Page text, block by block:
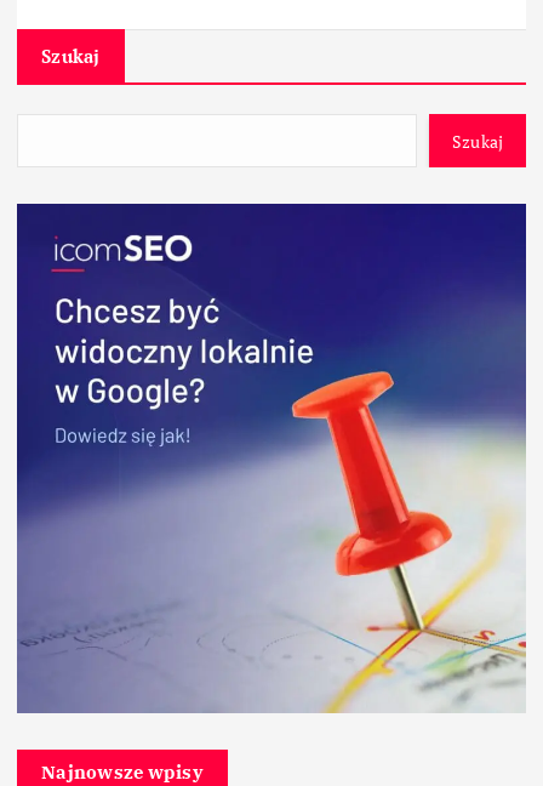
Szukaj
Szukaj
Najnowsze wpisy